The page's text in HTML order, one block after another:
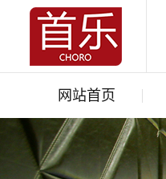
网站首页